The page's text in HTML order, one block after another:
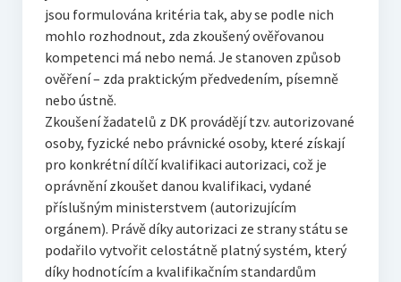
jsou formulována kritéria tak, aby se podle nich
mohlo rozhodnout, zda zkoušený ověřovanou
kompetenci má nebo nemá. Je stanoven způsob
ověření – zda praktickým předvedením, písemně
nebo ústně.
Zkoušení žadatelů z DK provádějí tzv. autorizované
osoby, fyzické nebo právnické osoby, které získají
pro konkrétní dílčí kvalifikaci autorizaci, což je
oprávnění zkoušet danou kvalifikaci, vydané
příslušným ministerstvem (autorizujícím
orgánem). Právě díky autorizaci ze strany státu se
podařilo vytvořit celostátně platný systém, který
díky hodnotícím a kvalifikačním standardům